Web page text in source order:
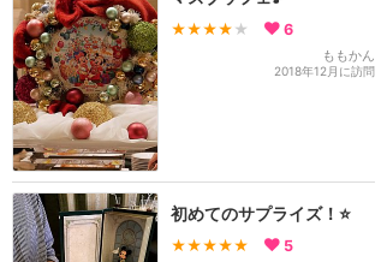
★★★★ ★ 6
ももかん
2018年12月に訪問
初めてのサプライズ！⭐️
★★★★★ 5